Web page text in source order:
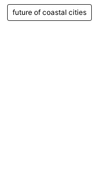
future of coastal cities